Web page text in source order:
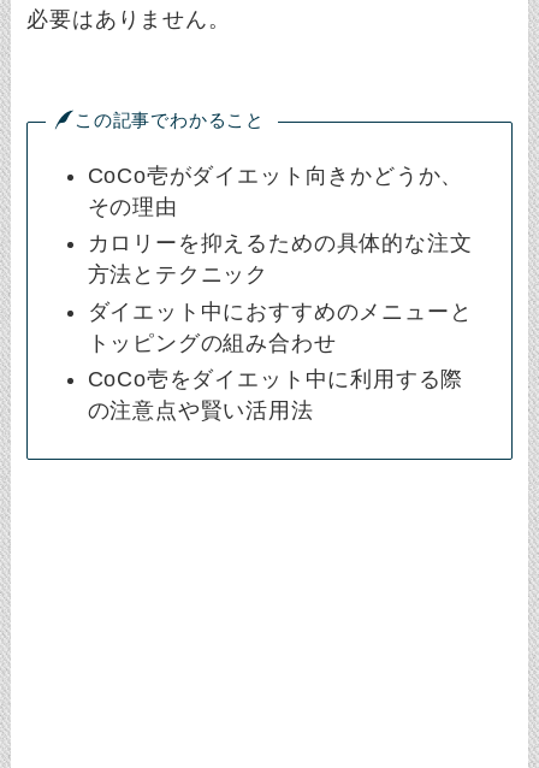
必要はありません。
この記事でわかること
CoCo壱がダイエット向きかどうか、
その理由
カロリーを抑えるための具体的な注文
方法とテクニック
ダイエット中におすすめのメニューと
トッピングの組み合わせ
CoCo壱をダイエット中に利用する際
の注意点や賢い活用法